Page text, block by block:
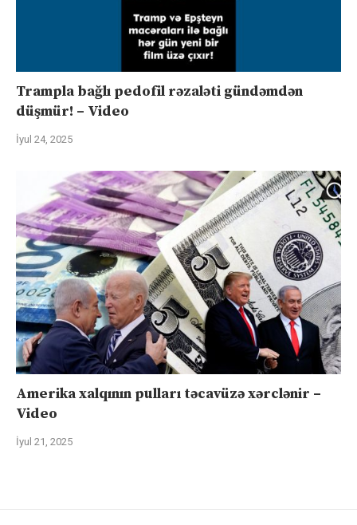
Trampla bağlı pedofil rəzaləti gündəmdən
düşmür! – Video
İyul 24, 2025
Amerika xalqının pulları təcavüzə xərclənir –
Video
İyul 21, 2025